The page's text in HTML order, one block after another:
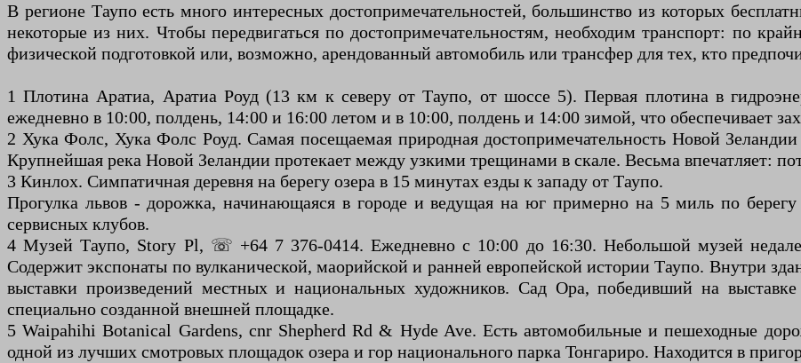
В регионе Таупо есть много интересных достопримечательностей, большинство из которых
некоторые из них. Чтобы передвигаться по достопримечательностям, необходим транспорт: по
физической подготовкой или, возможно, арендованный автомобиль или трансфер для тех, кто
1 Плотина Аратиа, Аратиа Роуд (13 км к северу от Таупо, от шоссе 5). Первая плотина в
ежедневно в 10:00, полдень, 14:00 и 16:00 летом и в 10:00, полдень и 14:00 зимой, что обеспечивает
2 Хука Фолс, Хука Фолс Роуд. Самая посещаемая природная достопримечательность Новой
Крупнейшая река Новой Зеландии протекает между узкими трещинами в скале. Весьма впечатляет:
3 Кинлох. Симпатичная деревня на берегу озера в 15 минутах езды к западу от Таупо.
Прогулка львов - дорожка, начинающаяся в городе и ведущая на юг примерно на 5 миль по
сервисных клубов.
4 Музей Таупо, Story Pl, ☏ +64 7 376-0414. Ежедневно с 10:00 до 16:30. Небольшой музей
Содержит экспонаты по вулканической, маорийской и ранней европейской истории Таупо. Внутри
выставки произведений местных и национальных художников. Сад Ора, победивший на
специально созданной внешней площадке.
5 Waipahihi Botanical Gardens, cnr Shepherd Rd & Hyde Ave. Есть автомобильные и пешеходные
одной из лучших смотровых площадок озера и гор национального парка Тонгариро. Находится в